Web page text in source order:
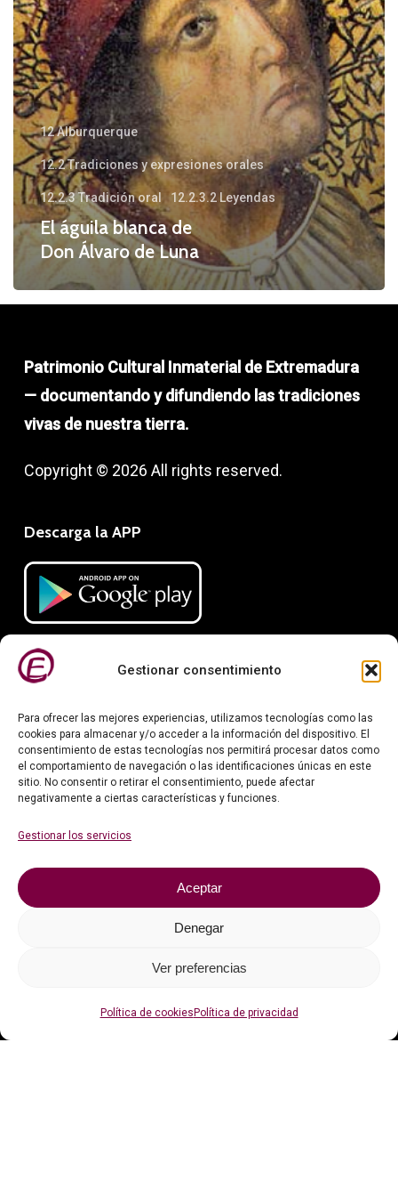
Gestionar consentimiento
Para ofrecer las mejores experiencias, utilizamos tecnologías como las
cookies para almacenar y/o acceder a la información del dispositivo. El
consentimiento de estas tecnologías nos permitirá procesar datos como
el comportamiento de navegación o las identificaciones únicas en este
sitio. No consentir o retirar el consentimiento, puede afectar
negativamente a ciertas características y funciones.
Gestionar los servicios
Aceptar
Denegar
Ver preferencias
Política de cookies Política de privacidad
Luna
12 Alburquerque
12.2 Tradiciones y expresiones orales
12.2.3 Tradición oral 12.2.3.2 Leyendas
El águila blanca de
Don Álvaro de Luna
Patrimonio Cultural Inmaterial de Extremadura
— documentando y difundiendo las tradiciones
vivas de nuestra tierra.
Copyright © 2026 All rights reserved.
Descarga la APP
Información legal
Política de privacidad
Política de cookies (UE)